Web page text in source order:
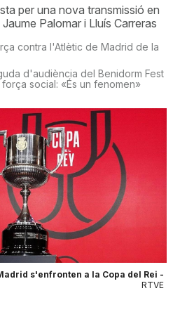
per una nova transmissió en
Palomar i Lluís Carreras
contra l'Atlètic de Madrid de la
d'audiència del Benidorm Fest
social: «És un fenomen»
s'enfronten a la Copa del Rei -
RTVE